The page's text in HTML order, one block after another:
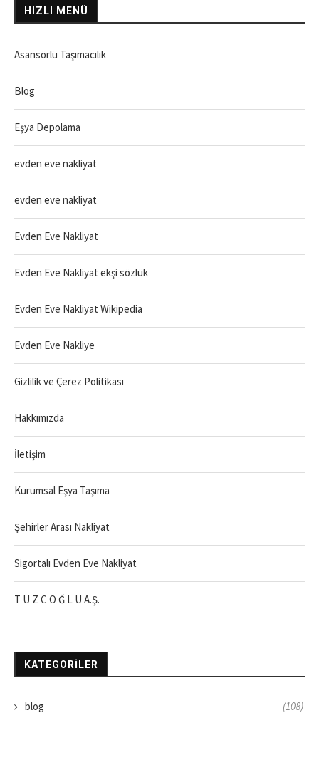
HIZLI MENÜ
Asansörlü Taşımacılık
Blog
Eşya Depolama
evden eve nakliyat
evden eve nakliyat
Evden Eve Nakliyat
Evden Eve Nakliyat ekşi sözlük
Evden Eve Nakliyat Wikipedia
Evden Eve Nakliye
Gizlilik ve Çerez Politikası
Hakkımızda
İletişim
Kurumsal Eşya Taşıma
Şehirler Arası Nakliyat
Sigortalı Evden Eve Nakliyat
T U Z C O Ğ L U A.Ş.
KATEGORILER
blog (108)